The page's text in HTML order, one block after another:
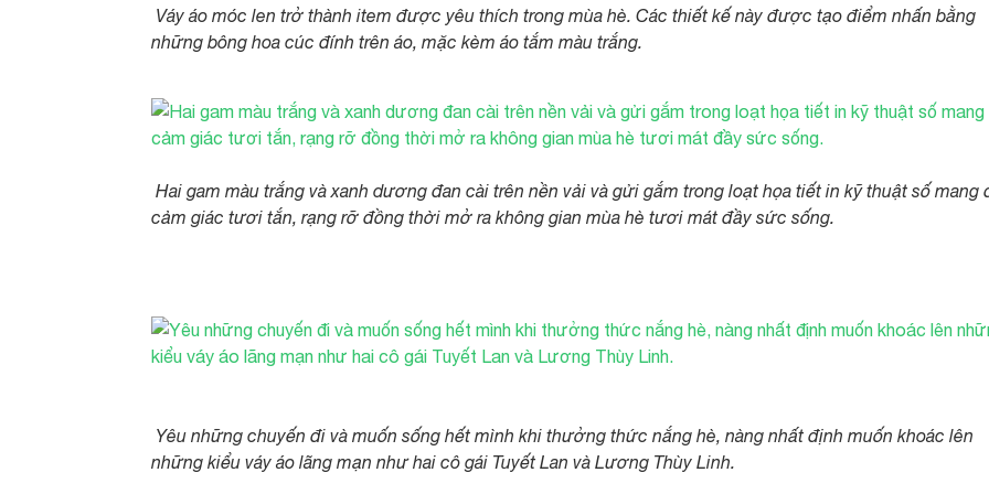
Váy áo móc len trở thành item được yêu thích trong mùa hè. Các thiết kế này được tạo điểm nhấn bằng
những bông hoa cúc đính trên áo, mặc kèm áo tắm màu trắng.
Hai gam màu trắng và xanh dương đan cài trên nền vải và gửi gắm trong loạt họa tiết in kỹ thuật số mang
cảm giác tươi tắn, rạng rỡ đồng thời mở ra không gian mùa hè tươi mát đầy sức sống.
Yêu những chuyến đi và muốn sống hết mình khi thưởng thức nắng hè, nàng nhất định muốn khoác lên
những kiểu váy áo lãng mạn như hai cô gái Tuyết Lan và Lương Thùy Linh.